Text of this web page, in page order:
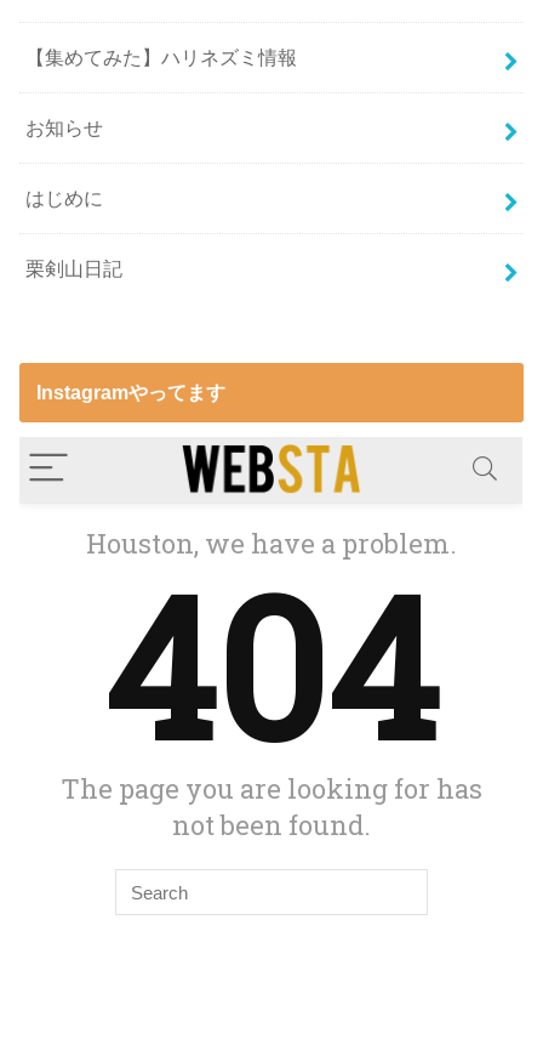
【集めてみた】ハリネズミ情報
お知らせ
はじめに
栗剣山日記
Instagramやってます